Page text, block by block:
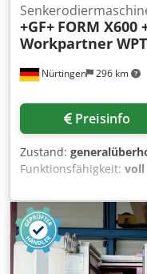
Nürtingen 296 km
+GF+ FORM X600
Workpartner
Preisinfo
Zustand:
Funktionsfähigkeit: voll
Solutions FORM X600
Bauweise, fester Tisch
Verfahrwege (X/Y/Z):
Pinole: 200-700 mm
x 800 x 350 mm max.
Integrierte C-Achse,